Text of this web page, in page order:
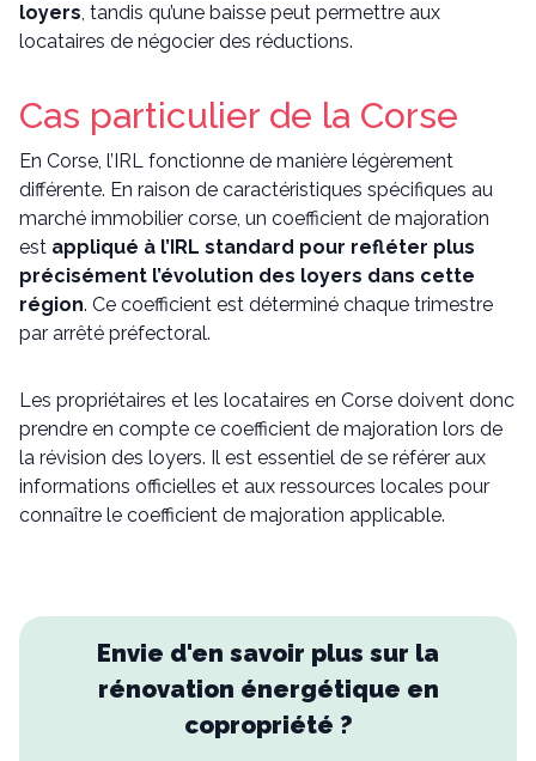
loyers, tandis qu’une baisse peut permettre aux
locataires de négocier des réductions.
Cas particulier de la Corse
En Corse, l’IRL fonctionne de manière légèrement
différente. En raison de caractéristiques spécifiques au
marché immobilier corse, un coefficient de majoration
est appliqué à l’IRL standard pour refléter plus
précisément l’évolution des loyers dans cette
région. Ce coefficient est déterminé chaque trimestre
par arrêté préfectoral.
Les propriétaires et les locataires en Corse doivent donc
prendre en compte ce coefficient de majoration lors de
la révision des loyers. Il est essentiel de se référer aux
informations officielles et aux ressources locales pour
connaître le coefficient de majoration applicable.
Envie d'en savoir plus sur la
rénovation énergétique en
copropriété ?